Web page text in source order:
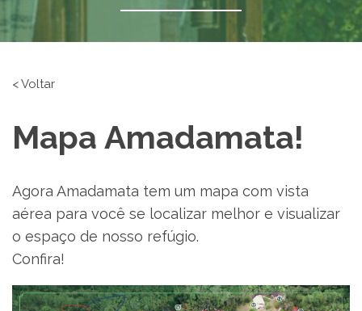
< Voltar
Mapa Amadamata!
Agora Amadamata tem um mapa com vista
aérea para você se localizar melhor e visualizar
o espaço de nosso refúgio.
Confira!